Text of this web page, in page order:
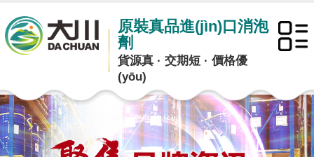
原裝真品進(jìn)口消泡
劑
貨源真 · 交期短 · 價格優
(yōu)